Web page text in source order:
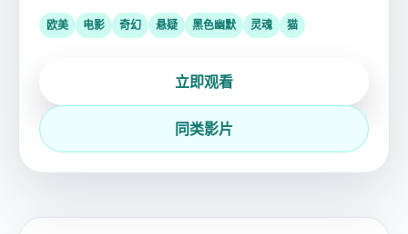
欧美 电影 奇幻 悬疑 黑色幽默 灵魂 猫
立即观看
同类影片